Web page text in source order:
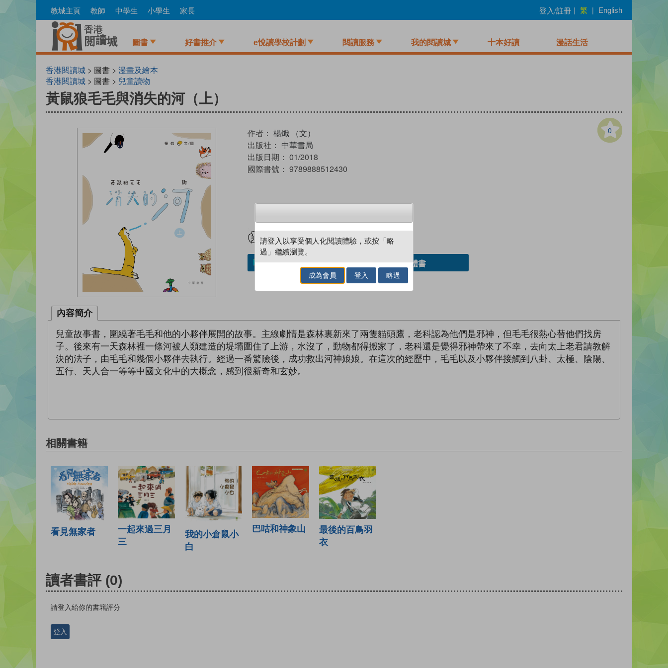
to
教城主頁 教師 中學生 小學生 家長 登入/註冊 | 繁 | English
圖書 好書推介 e悅讀學校計劃 閱讀服務 我的閱讀城 十本好讀 漫話生活
香港閱讀城 > 圖書 > 漫畫及繪本
香港閱讀城 > 圖書 > 兒童讀物
黃鼠狼毛毛與消失的河（上）
0
作者： 楊熾 （文）
出版社： 中華書局
出版日期： 01/2018
國際書號： 9789888512430
試閲 加入閱讀紀錄
加入／閱讀電子書 借閱實體書
內容簡介
兒童故事書，圍繞著毛毛和他的小夥伴展開的故事。主線劇情是森林裏新來了兩隻貓頭鷹，老科認為他們是邪神，但毛毛很熱心替他們找房
子。後來有一天森林裡一條河被人類建造的堤壩圍住了上游，水沒了，動物都得搬家了，老科還是覺得邪神帶來了不幸，去向太上老君請教解
決的法子，由毛毛和幾個小夥伴去執行。經過一番驚險後，成功救出河神娘娘。在這次的經歷中，毛毛以及小夥伴接觸到八卦、太極、陰陽、
五行、天人合一等等中國文化中的大概念，感到很新奇和玄妙。
相關書籍
看見無家者
一起來過三月
三
我的小倉鼠小
白
巴咕和神象山
最後的百鳥羽
衣
讀者書評 (0)
請登入給你的書籍評分
登入
請登入以享受個人化閱讀體驗，或按「略
過」繼續瀏覽。
成為會員 登入 略過